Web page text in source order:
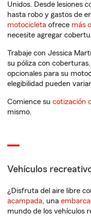
Unidos. Desde lesiones
hasta robo y gastos de
motocicleta ofrece más
necesite agregar
Trabaje con Jessica
su póliza con
opcionales para su
elegibilidad pueden
Comience su cotización
mismo.
Vehículos
¿Disfruta del aire libre
acampada, una
mundo de los vehículos